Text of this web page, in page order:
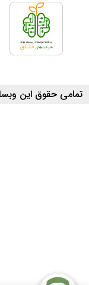
تمامی حقوق این